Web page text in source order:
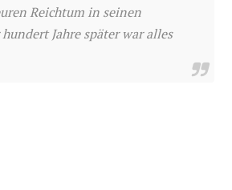
Reichtum in seinen
Jahre später war alles